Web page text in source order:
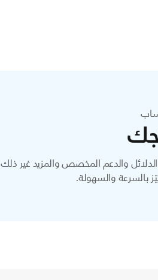
والدعم المخصص والمزيد غير ذلك
بالسرعة والسهولة.